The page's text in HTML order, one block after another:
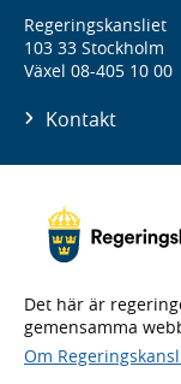
Regeringskansliet
103 33 Stockholm
Växel 08-405 10 00
Kontakt
Det här är
gemensamma
Om